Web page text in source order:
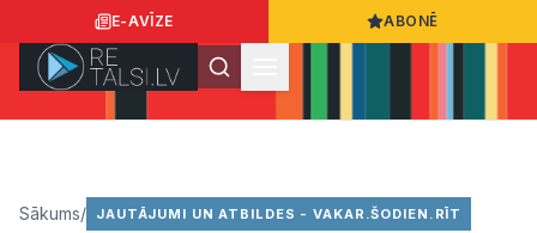
E-AVĪZE ABONĒ
Sākums/ JAUTĀJUMI UN ATBILDES - VAKAR.ŠODIEN.RĪT